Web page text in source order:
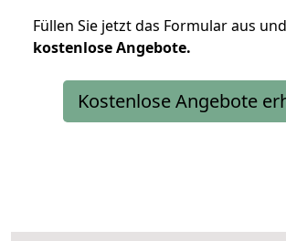
Füllen Sie jetzt das Formular aus
kostenloseAngebote.
Kostenlose Angebote